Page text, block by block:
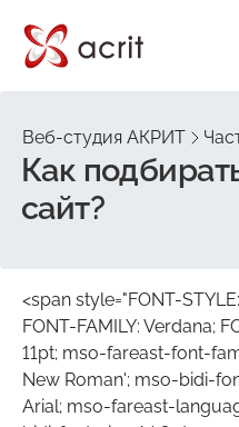
Веб-студия АКРИТ
Как
сайт?
<span style="FONT-
FONT-FAMILY: Verdana;
11pt; mso-fareast-font-
New Roman'; mso-bidi-
Arial; mso-fareast-